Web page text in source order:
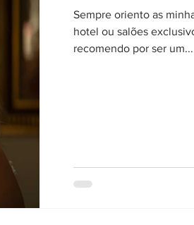
Sempre oriento as minhas
hotel ou salões
recomendo por ser um...